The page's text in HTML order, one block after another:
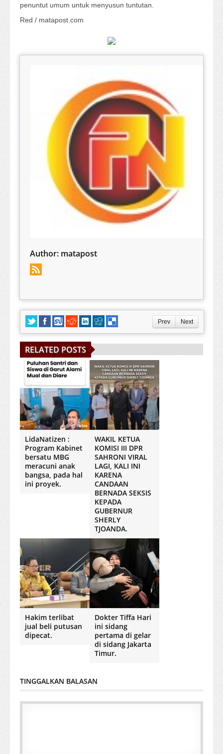
penuntut umum untuk menyusun tuntutan.
Red / matapost.com
Author: matapost
Prev Next
RELATED POSTS
LidaNatizen :
Program Kabinet
bersatu MBG
meracuni anak
bangsa, pada hal
ini proyek.
WAKIL KETUA
KOMISI III DPR
SAHRONI VIRAL
LAGI, KALI INI
KARENA
CANDAAN
BERNADA SEKSIS
KEPADA
GUBERNUR
SHERLY
TJOANDA.
Hakim terlibat
jual beli putusan
dipecat.
Dokter Tiffa Hari
ini sidang
pertama di gelar
di sidang Jakarta
Timur.
TINGGALKAN BALASAN